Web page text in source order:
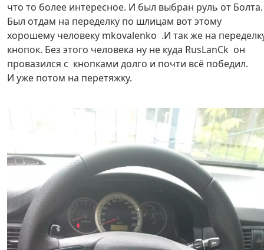
что то более интересное. И был выбран руль от Болта.
Был отдам на переделку по шлицам вот этому
хорошему человеку mkovalenko .И так же на
кнопок. Без этого человека ну не куда RusLanCk он
провазился с кнопками долго и почти всё победил.
И уже потом на перетяжку.